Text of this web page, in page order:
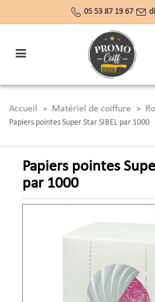
05 53 87 19 67
Accueil > Matériel de coiffure >
Papiers pointes Super Star SIBEL par 1000
Papiers pointes
par 1000